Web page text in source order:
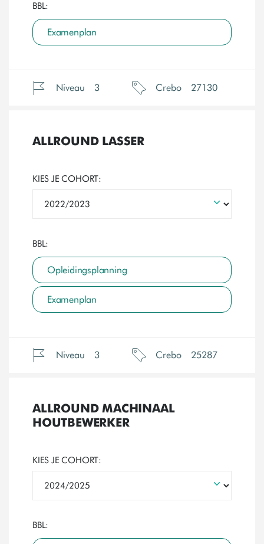
BBL:
Examenplan
Niveau 3 Crebo 27130
ALLROUND LASSER
KIES JE COHORT:
BBL:
Opleidingsplanning
Examenplan
Niveau 3 Crebo 25287
ALLROUND MACHINAAL
HOUTBEWERKER
KIES JE COHORT:
BBL: